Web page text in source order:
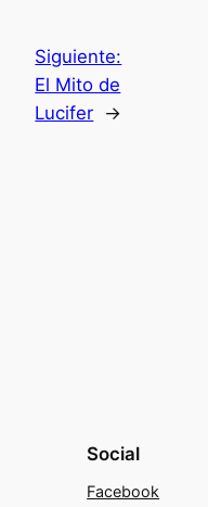
Siguiente:
El Mito de
Lucifer →
Social
Facebook